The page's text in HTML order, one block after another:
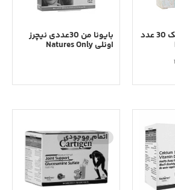
کپسول لاکتوزینک 30 عدد بایونا من 30عددی نیچرز
اونلی Natures Only
اتمام موجودی